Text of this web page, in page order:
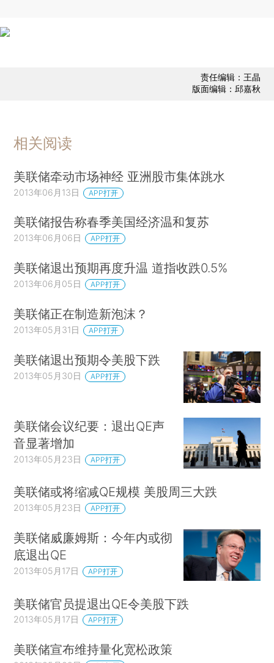
责任编辑：王晶
版面编辑：邱嘉秋
相关阅读
美联储牵动市场神经 亚洲股市集体跳水
2013年06月13日 APP打开
美联储报告称春季美国经济温和复苏
2013年06月06日 APP打开
美联储退出预期再度升温 道指收跌0.5%
2013年06月05日 APP打开
美联储正在制造新泡沫？
2013年05月31日 APP打开
美联储退出预期令美股下跌
2013年05月30日 APP打开
美联储会议纪要：退出QE声
音显著增加
2013年05月23日 APP打开
美联储或将缩减QE规模 美股周三大跌
2013年05月23日 APP打开
美联储威廉姆斯：今年内或彻
底退出QE
2013年05月17日 APP打开
美联储官员提退出QE令美股下跌
2013年05月17日 APP打开
美联储宣布维持量化宽松政策